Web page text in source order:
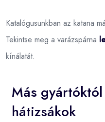
Katalógusunkban az katana
Tekintse meg a varázspárna
kínálatát.
Más
hátizsákok